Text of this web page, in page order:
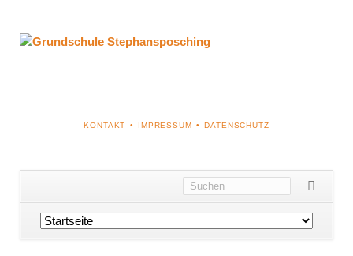
NAVIGATION
KONTAKT IMPRESSUM DATENSCHUTZ
Navigation
überspringen